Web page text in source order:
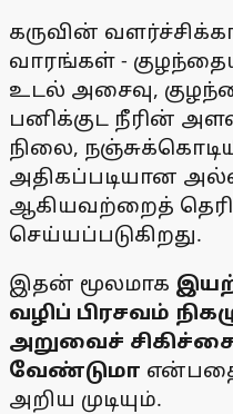
கருவின்
வாரங்கள் -
உடல் அசைவு,
பனிக்குட நீரின்
நிலை,
அதிகப்படியான
ஆகியவற்றைத்
செய்யப்படுகிறது.
இதன் மூலமாக
வழிப் பிரசவம்
அறுவைச் சிகிச்சை
வேண்டுமா
அறிய முடியும்.